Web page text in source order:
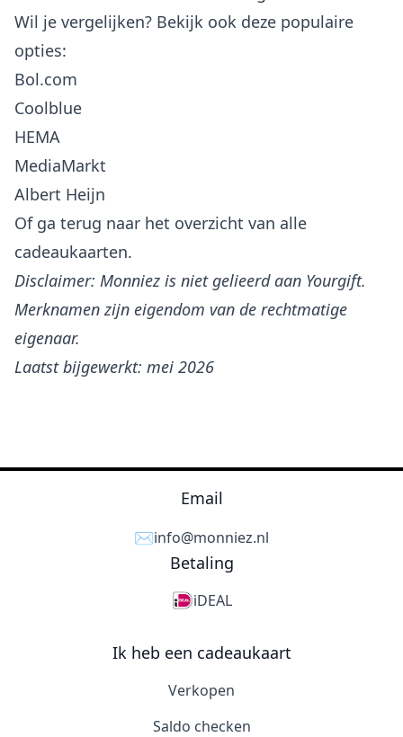
Wil je vergelijken? Bekijk ook deze populaire
opties:
Bol.com
Coolblue
HEMA
MediaMarkt
Albert Heijn
Of ga terug naar het overzicht van alle
cadeaukaarten.
Disclaimer: Monniez is niet gelieerd aan Yourgift.
Merknamen zijn eigendom van de rechtmatige
eigenaar.
Laatst bijgewerkt: mei 2026
Email
✉️info@monniez.nl
Betaling
iDEAL
Ik heb een cadeaukaart
Verkopen
Saldo checken